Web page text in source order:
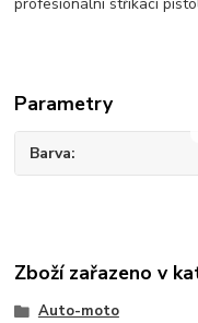
Parametry
Barva
Zboží zařazeno v
Auto-moto